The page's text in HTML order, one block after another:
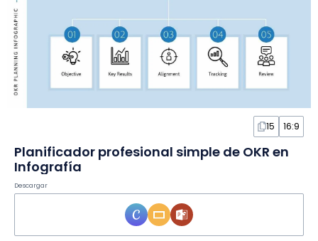
15 16:9
Planificador profesional simple de OKR en
Infografía
Descargar